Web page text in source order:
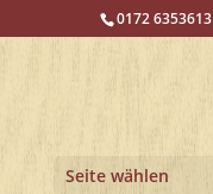
0172 6353613
Seite wählen